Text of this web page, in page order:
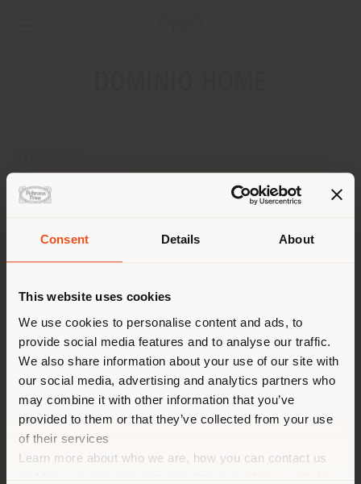
Consent Details About
This website uses cookies
We use cookies to personalise content and ads, to
provide social media features and to analyse our traffic.
We also share information about your use of our site with
our social media, advertising and analytics partners who
may combine it with other information that you’ve
provided to them or that they’ve collected from your use
of their services
Learn more about who we are, how you can contact us
STOLICHNOE SHOSSE 101
KIEV 03026
KONTAKTE
Telefon +380443931954
EINEN TERMIN ANFRAGEN
Sie browsen in einem anderen
Land als Ihrem Standort. Wir
empfehlen Ihnen, sich richtig
zu orientieren, um Einkäufe
tätigen zu können. (us)
UNTERNEHMEN